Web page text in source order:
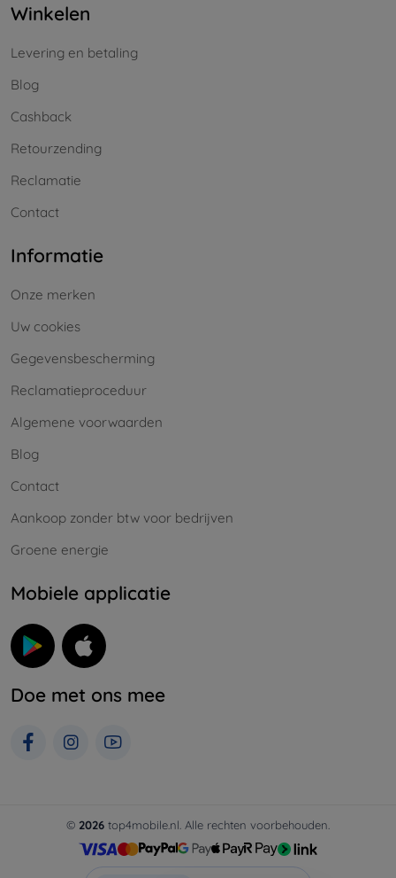
Winkelen
Levering en betaling
Blog
Cashback
Retourzending
Reclamatie
Contact
Informatie
Onze merken
Uw cookies
Gegevensbescherming
Reclamatieproceduur
Algemene voorwaarden
Blog
Contact
Aankoop zonder btw voor bedrijven
Groene energie
Mobiele applicatie
Doe met ons mee
© 2026 top4mobile.nl. Alle rechten voorbehouden.